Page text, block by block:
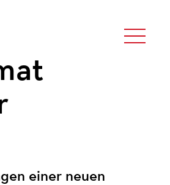
einer neuen